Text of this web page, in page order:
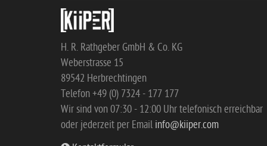
H. R. Rathgeber GmbH & Co. KG
Weberstrasse 15
89542 Herbrechtingen
Telefon +49 (0) 7324 - 177 177
Wir sind von 07:30 - 12:00 Uhr telefonisch erreichbar
oder jederzeit per Email info@kiiper.com